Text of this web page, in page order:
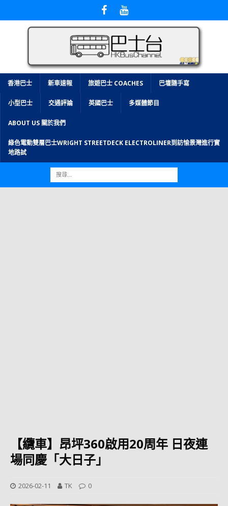
香港巴士 新車速報 旅遊巴士 COACHES 巴壇隨手寫
小型巴士 交通評論 英國巴士 多媒體節目
ABOUT US 關於我們
綠色電動雙層巴士WRIGHT STREETDECK ELECTROLINER到訪愉景灣進行實
地路試
【纜車】昂坪360啟用20周年 日夜連
場同慶「大日子」
2026-02-11 TK 0